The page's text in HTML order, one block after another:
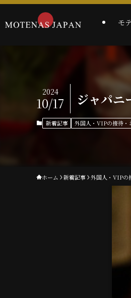
モ
ジャパ
2024
10/17
新着記事 外国人・VIPの接待・
ホーム 新着記事 外国人・VIPの